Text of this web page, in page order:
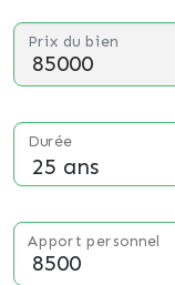
Prix du bien
Durée
Apport personnel